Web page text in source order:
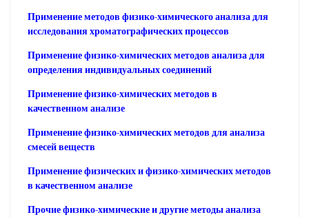
Применение методов физико-химического анализа для
исследования хроматографических процессов
Применение физико-химических методов анализа для
определения индивидуальных соединений
Применение физико-химических методов в
качественном анализе
Применение физико-химических методов для анализа
смесей веществ
Применение физических и физико-химических методов
в качественном анализе
Прочие физико-химические и другие методы анализа